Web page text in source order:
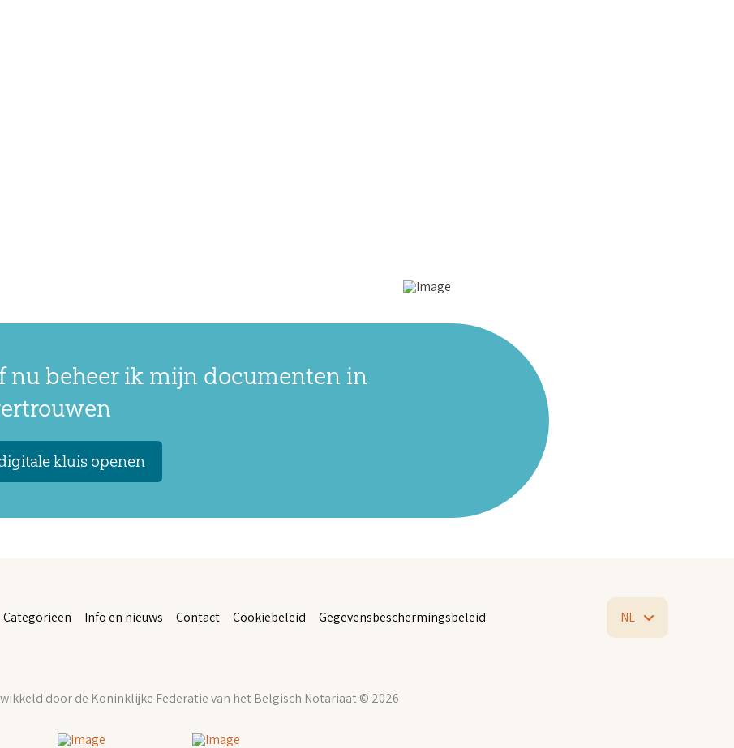
nu beheer ik mijn documenten in
kluis openen
Categorieën Info en nieuws Contact Cookiebeleid Gegevensbeschermingsbeleid NL
door de Koninklijke Federatie van het Belgisch Notariaat © 2026